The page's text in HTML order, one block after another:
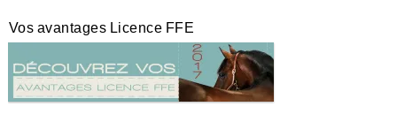
Vos avantages Licence FFE